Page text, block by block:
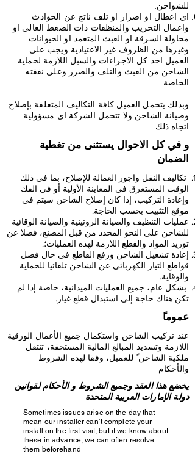
للشواحن.
اي اعطال او اضرار او تلف ناتج عن الحوادث
واعمال التخريب والمنظفات ذات الضغط العالي او
محاولة السرقة او العبث المتعمد او الحيوانات
وغيرها من الظروف غير الاعتيادية ويجب على
العميل اخذ كل الاجراءات والسبل اللازمة لحماية
الشاحن من العبث والتلف والضرر وعلى نفقته
الخاصة.
وبذلك يتحمل العميل كافة التكاليف المتعلقة بإصلاح
وصيانة الشاحن ولا تتحمل الشركة اي مسؤولية
اتجاه ذلك.
و في كل الاحوال يستثنى من تغطية
الضمان
تكاليف النقل واجور العمالة للإصلاح، بما في ذلك
الوقت المستغرق في المعاينة الأولية أو في الفك
وإعادة التركيب، إذا كان إصلاح الشاحن سيتم في
موقع التثبيت بحسب الحاجة.
عمليات التنظيف والصيانة الروتينية والصيانة الوقائية
للشاحن على النحو المحدد من قبل المصنع، فضلا عن
توريد المواد والقطع اللازمة لهذه العمليات؛.
إعادة تشغيل الشاحن ورفع القاطع في حال فصل
قواطع التيار الكهربائي عن الشاحن تلقائيا للحماية
والوقاية.
بشكل عام، جميع العمليات الميدانية، خاصة إذا لم
تكن هناك حاجة إلى استبدال قطع غيار.
ًعموما
عند تركيب الشاحن واستكمال جميع الأعمال الورقية
اللازمة وتسديد المبالغ المالية المستحقة، تنتقل
ملكية الشاحن ً للعميل، وفقا لهذه الشروط
والأحكام
يخضع هذا العقد وجميع الشروط و الأحكام لقوانين
دولة الإمارات العربية المتحدة
Sometimes issues arise on the day that
mean our installer can’t complete your
install on the first visit, but if we know about
these in advance, we can often resolve
them beforehand